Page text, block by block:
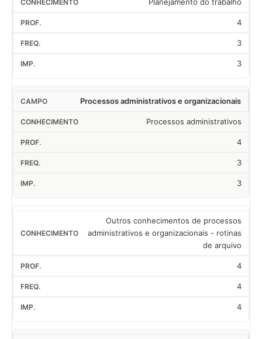
4
3
3
Processos administrativos e organizacionais
Processos administrativos
4
3
3
Outros conhecimentos de processos
administrativos e organizacionais - rotinas
de arquivo
4
4
4